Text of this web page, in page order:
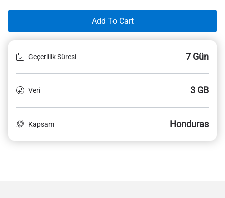
Add To Cart
Geçerlilik Süresi 7 Gün
Veri 3 GB
Kapsam Honduras